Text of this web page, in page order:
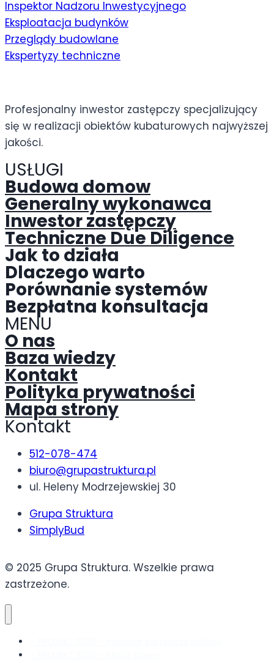
Inspektor Nadzoru Inwestycyjnego
Eksploatacja budynków
Przeglądy budowlane
Ekspertyzy techniczne
Profesjonalny inwestor zastępczy specjalizujący
się w realizacji obiektów kubaturowych najwyższej
jakości.
USŁUGI
Budowa domow
Generalny wykonawca
Inwestor zastępczy
Techniczne Due Diligence
Jak to działa
Dlaczego warto
Porównanie systemów
Bezpłatna konsultacja
MENU
O nas
Baza wiedzy
Kontakt
Polityka prywatności
Mapa strony
Kontakt
512-078-474
biuro@grupastruktura.pl
ul. Heleny Modrzejewskiej 30
Grupa Struktura
SimplyBud
© 2025 Grupa Struktura. Wszelkie prawa
zastrzeżone.